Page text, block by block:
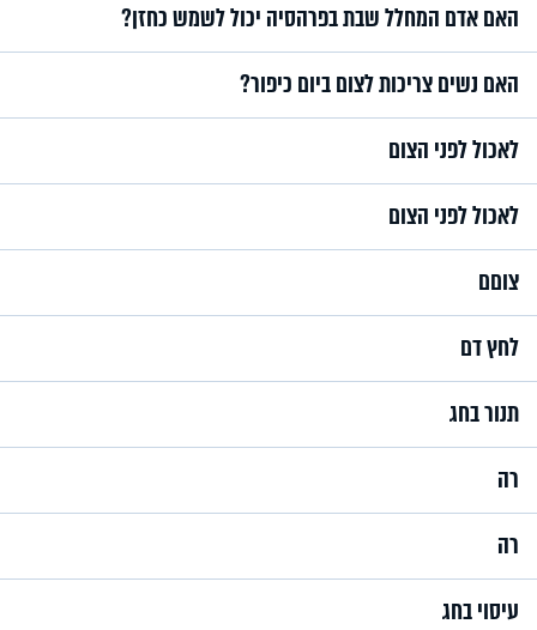
האם אדם המחלל שבת בפרהסיה יכול לשמש כחזן?
האם נשים צריכות לצום ביום כיפור?
לאכול לפני הצום
לאכול לפני הצום
צוםם
לחץ דם
תנור בחג
רה
רה
עיסוי בחג